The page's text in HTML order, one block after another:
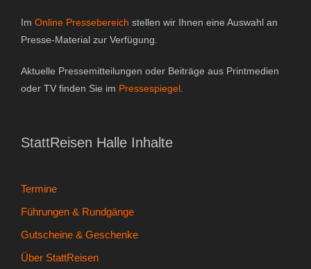
Im Online Pressebereich stellen wir Ihnen eine Auswahl an
Presse-Material zur Verfügung.
Aktuelle Pressemitteilungen oder Beiträge aus Printmedien
oder TV finden Sie im Pressespiegel
StattReisen Halle Inhalte
Termine
Führungen & Rundgänge
Gutscheine & Geschenke
Über StattReisen